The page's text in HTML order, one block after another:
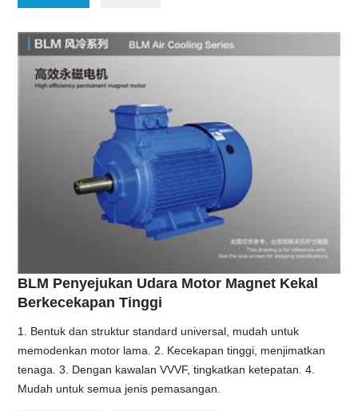
BLM Penyejukan Udara Motor Magnet Kekal
Berkecekapan Tinggi
1. Bentuk dan struktur standard universal, mudah untuk
memodenkan motor lama. 2. Kecekapan tinggi, menjimatkan
tenaga. 3. Dengan kawalan VVVF, tingkatkan ketepatan. 4.
Mudah untuk semua jenis pemasangan.